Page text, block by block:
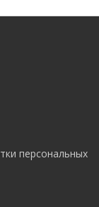
персональных